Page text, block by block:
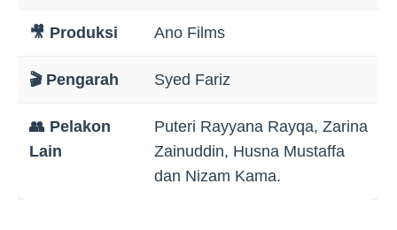
🎥 Produksi Ano Films
🎬 Pengarah Syed Fariz
👥 Pelakon
Lain
Puteri Rayyana Rayqa, Zarina
Zainuddin, Husna Mustaffa
dan Nizam Kama.